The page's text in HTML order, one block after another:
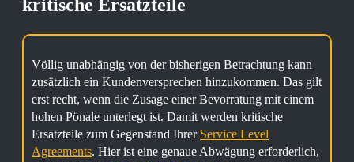
kritische Ersatzteile
Völlig unabhängig von der bisherigen Betrachtung kann
zusätzlich ein Kundenversprechen hinzukommen. Das gilt
erst recht, wenn die Zusage einer Bevorratung mit einem
hohen Pönale unterlegt ist. Damit werden kritische
Ersatzteile zum Gegenstand Ihrer Service Level
Agreements. Hier ist eine genaue Abwägung erforderlich,